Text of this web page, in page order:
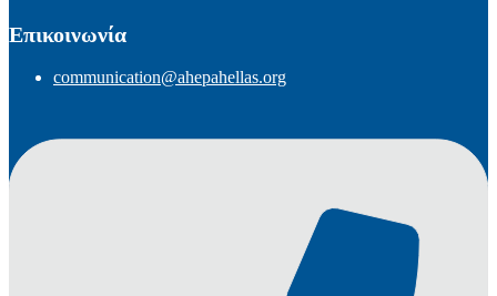
Επικοινωνία
communication@ahepahellas.org